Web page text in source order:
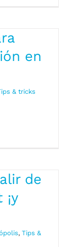
en
& tricks
de
, Tips &